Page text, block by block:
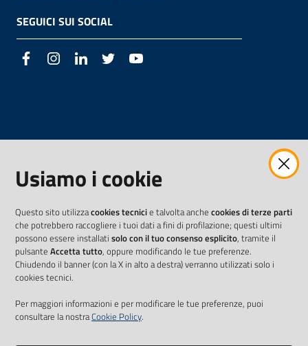
SEGUICI SUI SOCIAL
FacebookInstagramLinkedIn Twitter
Usiamo i cookie
Questo sito utilizzacookies tecnicie talvolta anche cookies di terze parti
che potrebbero raccogliere i tuoi dati a fini di profilazione; questi ultimi
possono essere installati solo con il tuo consenso esplicito, tramite il
pulsante Accetta tutto, oppure modificando le tue preferenze.
Chiudendo il banner (con la X in alto a destra) verranno utilizzati solo i
cookies tecnici.
Per maggiori informazioni e per modificare le tue preferenze, puoi
consultare la nostraCookie Policy.